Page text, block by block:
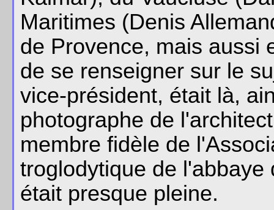
Maritimes (Denis
de Provence, mais aussi
de se renseigner sur le
vice-président, était là,
photographe de
membre fidèle de
troglodytique de
était presque pleine.